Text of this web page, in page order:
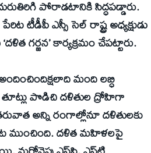
పోరాడటానికి సిద్ధపడ్డారు.
టీడీపీ ఎస్సీ సెల్‌ రాష్ట్ర అధ్యక్షుడు
గర్జన’ కార్యక్రమం చేపట్టారు.
మంది లబ్ధి
పొడిచి దళితుల ద్రోహిగా
అన్ని రంగాల్లోనూ దళితులకు
ముంచింది. దళిత మహిళలపై